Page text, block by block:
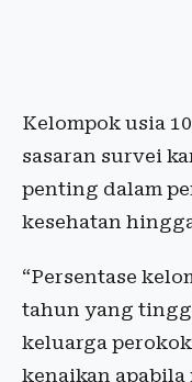
Kelompok usia
sasaran survei
penting dalam
kesehatan
“Persentase
tahun yang
keluarga perokok
kenaikan apabila